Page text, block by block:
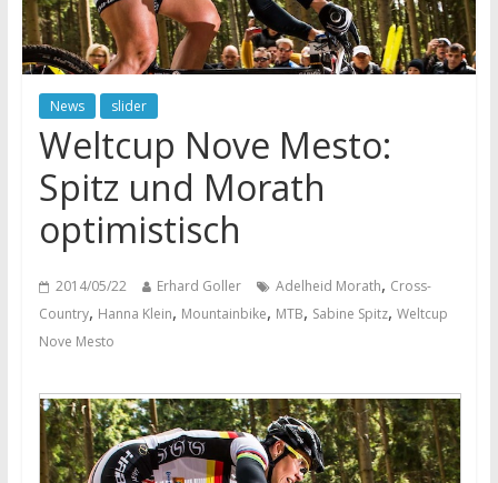
News slider
Weltcup Nove Mesto:
Spitz und Morath
optimistisch
2014/05/22 Erhard Goller Adelheid Morath, Cross-
Country, Hanna Klein, Mountainbike, MTB, Sabine Spitz, Weltcup
Nove Mesto